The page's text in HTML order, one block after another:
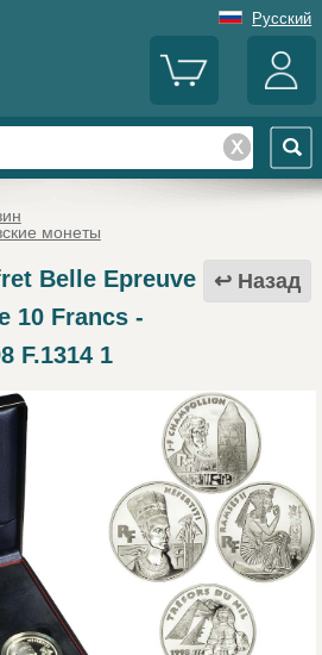
Русский
монеты
Назад
Belle Epreuve
10 Francs -
F.1314 1